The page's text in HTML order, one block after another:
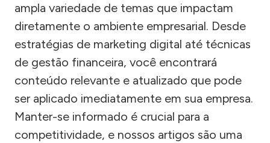
ampla variedade de temas que impactam
diretamente o ambiente empresarial. Desde
estratégias de marketing digital até técnicas
de gestão financeira, você encontrará
conteúdo relevante e atualizado que pode
ser aplicado imediatamente em sua empresa.
Manter-se informado é crucial para a
competitividade, e nossos artigos são uma